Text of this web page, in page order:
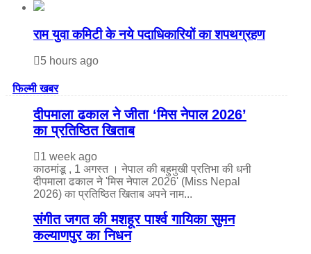
राम युवा कमिटी के नये पदाधिकारियों का शपथग्रहण
5 hours ago
फिल्मी खबर
दीपमाला ढकाल ने जीता ‘मिस नेपाल 2026’
का प्रतिष्ठित खिताब
1 week ago
काठमांडू , 1 अगस्त । नेपाल की बहुमुखी प्रतिभा की धनी
दीपमाला ढकाल ने 'मिस नेपाल 2026' (Miss Nepal
2026) का प्रतिष्ठित खिताब अपने नाम...
संगीत जगत की मशहूर पार्श्व गायिका सुमन
कल्याणपुर का निधन